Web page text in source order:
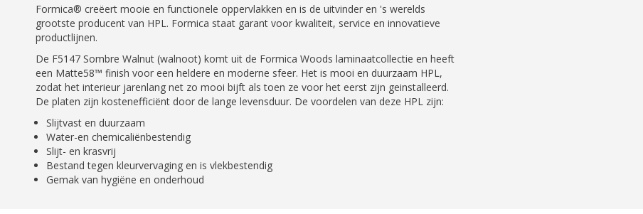
Formica® creëert mooie en functionele oppervlakken en is de uitvinder en 's werelds
grootste producent van HPL. Formica staat garant voor kwaliteit, service en innovatieve
productlijnen.
De F5147 Sombre Walnut (walnoot) komt uit de Formica Woods laminaatcollectie en heeft
een Matte58™ finish voor een heldere en moderne sfeer. Het is mooi en duurzaam HPL,
zodat het interieur jarenlang net zo mooi bijft als toen ze voor het eerst zijn geinstalleerd.
De platen zijn kostenefficiënt door de lange levensduur. De voordelen van deze HPL zijn:
Slijtvast en duurzaam
Water-en chemicaliënbestendig
Slijt- en krasvrij
Bestand tegen kleurvervaging en is vlekbestendig
Gemak van hygiëne en onderhoud